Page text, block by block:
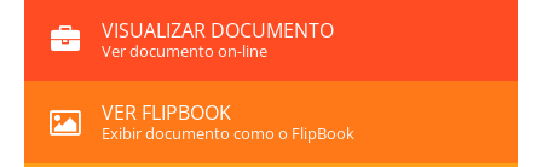
VISUALIZAR DOCUMENTO
Ver documento on-line
VER FLIPBOOK
Exibir documento como o FlipBook